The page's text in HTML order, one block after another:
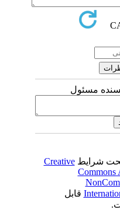
مسئول
شرایطCreative
قابل